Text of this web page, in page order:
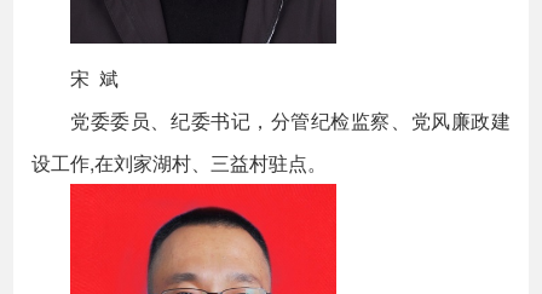
宋 斌
党委委员、纪委书记，分管纪检监察、党风廉政建
设工作,在刘家湖村、三益村驻点。